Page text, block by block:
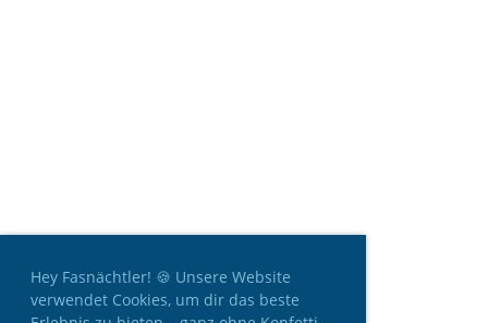
Hey Fasnächtler! 🍪 Unsere Website
verwendet Cookies, um dir das beste